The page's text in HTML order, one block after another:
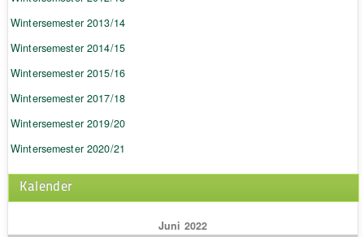
Wintersemester 2013/14
Wintersemester 2014/15
Wintersemester 2015/16
Wintersemester 2017/18
Wintersemester 2019/20
Wintersemester 2020/21
Kalender
Juni 2022